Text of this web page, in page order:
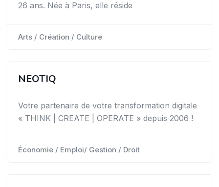
26 ans. Née à Paris, elle réside
Arts / Création / Culture
NEOTIQ
Votre partenaire de votre transformation digitale
« THINK | CREATE | OPERATE » depuis 2006 !
Économie / Emploi/ Gestion / Droit